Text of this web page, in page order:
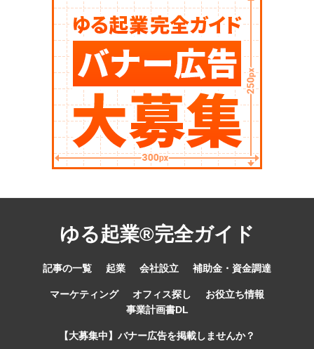
ゆる起業®完全ガイド
記事の一覧 起業 会社設立 補助金・資金調達
マーケティング オフィス探し
お役立ち情報
事業計画書DL
【大募集中】バナー広告を掲載しませんか？